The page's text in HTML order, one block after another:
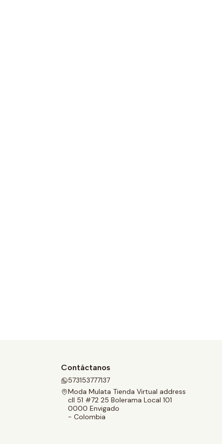
Contáctanos
573153777137
Moda Mulata Tienda Virtual address
cll 51 #72 25 Bolerama Local 101
0000 Envigado
- Colombia